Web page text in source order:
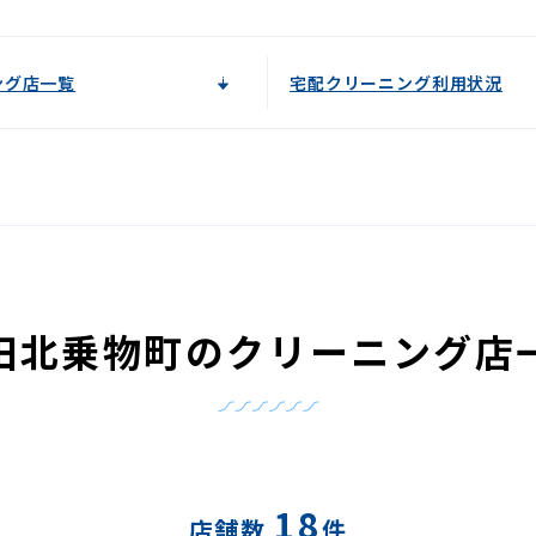
店一覧 宅配クリーニング利用状況
北乗物町のクリーニング店
18